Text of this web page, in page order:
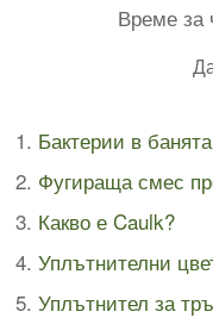
Време за
Бактерии в банята
Фугираща смес
Какво е Caulk?
Уплътнителни
Уплътнител за